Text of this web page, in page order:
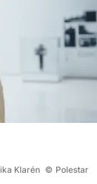
Klarén © Polestar